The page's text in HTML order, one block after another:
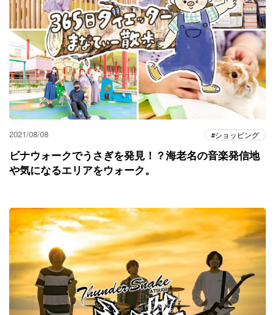
2021/08/08 ショッピング
ビナウォークでうさぎを発見！？海老名の音楽発信地
や気になるエリアをウォーク。